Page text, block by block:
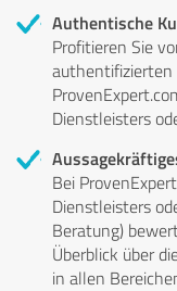
Authentische
Profitieren Sie
authentifizierten
Dienstleisters
Bei
Dienstleisters
Beratung)
Überblick über
in allen